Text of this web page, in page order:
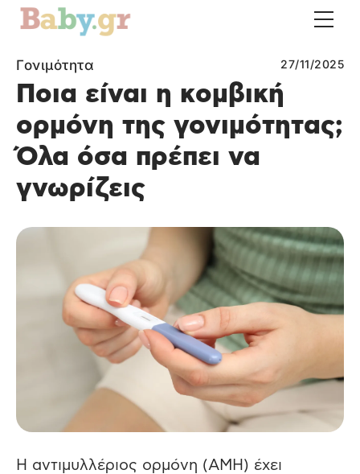
Γονιμότητα 27/11/2025
Ποια είναι η κoμβική
ορμόνη της γονιμότητας;
Όλα όσα πρέπει να
γνωρίζεις
Η αντιμυλλέριος ορμόνη (ΑΜΗ) έχει